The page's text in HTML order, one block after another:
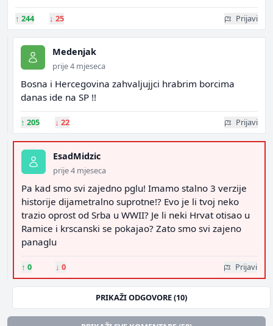
↑ 244 ↓ 25 Prijavi
Medenjak
prije 4 mjeseca
Bosna i Hercegovina zahvaljujjci hrabrim borcima
danas ide na SP !!
↑ 205 ↓ 22 Prijavi
EsadMidzic
prije 4 mjeseca
Pa kad smo svi zajedno pglu! Imamo stalno 3 verzije
historije dijametralno suprotne!? Evo je li tvoj neko
trazio oprost od Srba u WWII? Je li neki Hrvat otisao u
Ramice i krscanski se pokajao? Zato smo svi zajeno
panaglu
↑ 0 ↓ 0 Prijavi
PRIKAŽI ODGOVORE (10)